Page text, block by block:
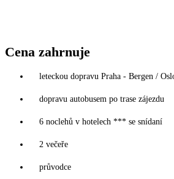
Cena zahrnuje
leteckou dopravu Praha - Bergen /
dopravu autobusem po trase zájezdu
6 noclehů v hotelech *** se snídaní
2 večeře
průvodce